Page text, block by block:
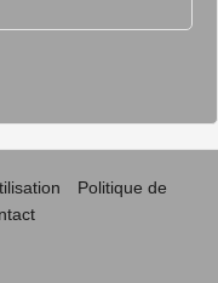
Politique de